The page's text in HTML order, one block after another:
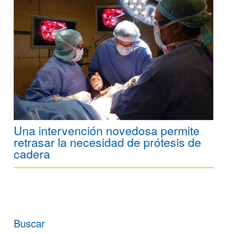
Una intervención novedosa permite
retrasar la necesidad de prótesis de
cadera
Buscar